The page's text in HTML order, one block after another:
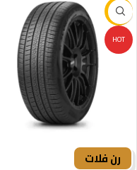
-29%
HOT
رن فلات